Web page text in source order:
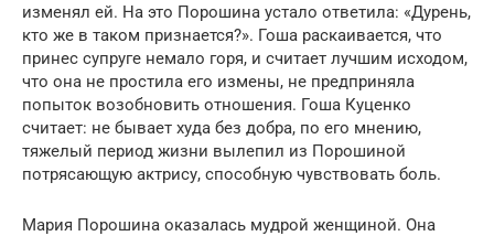
изменял ей. На это Порошина устало ответила: «Дурень,
кто же в таком признается?». Гоша раскаивается, что
принес супруге немало горя, и считает лучшим исходом,
что она не простила его измены, не предприняла
попыток возобновить отношения. Гоша Куценко
считает: не бывает худа без добра, по его мнению,
тяжелый период жизни вылепил из Порошиной
потрясающую актрису, способную чувствовать боль.
Мария Порошина оказалась мудрой женщиной. Она